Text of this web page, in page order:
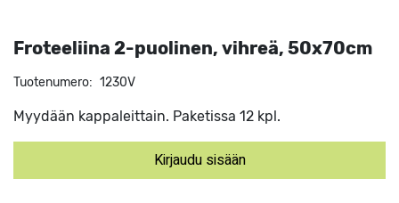
Froteeliina 2-puolinen, vihreä, 50x70cm
Tuotenumero: 1230V
Myydään kappaleittain. Paketissa 12 kpl.
Kirjaudu sisään